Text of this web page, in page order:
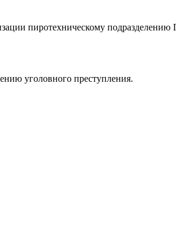
пиротехническому
уголовного преступления.